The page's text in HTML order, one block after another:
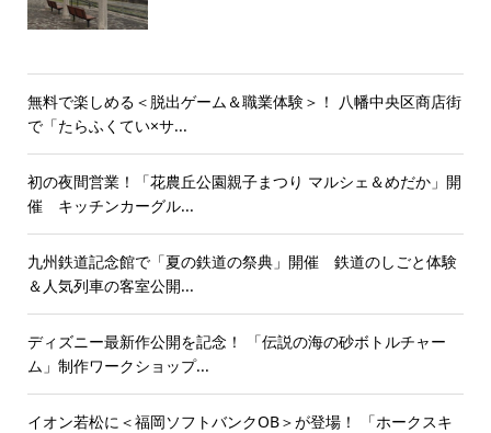
無料で楽しめる＜脱出ゲーム＆職業体験＞！ 八幡中央区商店街
で「たらふくてい×サ...
初の夜間営業！「花農丘公園親子まつり マルシェ＆めだか」開
催 キッチンカーグル...
九州鉄道記念館で「夏の鉄道の祭典」開催 鉄道のしごと体験
＆人気列車の客室公開...
ディズニー最新作公開を記念！ 「伝説の海の砂ボトルチャー
ム」制作ワークショップ...
イオン若松に＜福岡ソフトバンクOB＞が登場！ 「ホークスキ